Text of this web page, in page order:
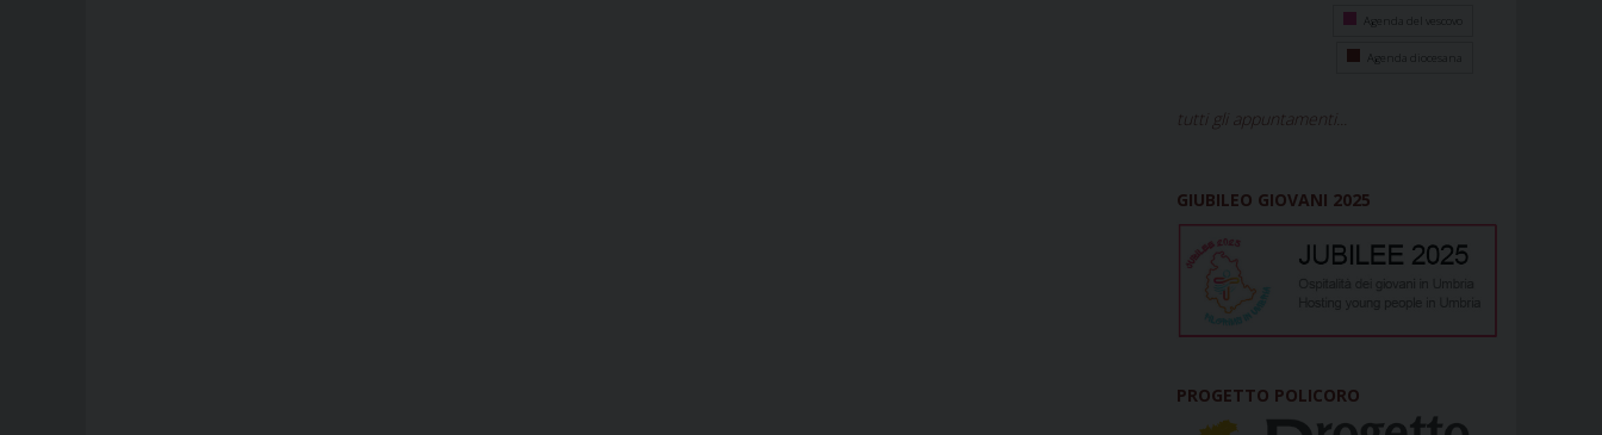
Agenda del vescovo
Agenda diocesana
tutti gli appuntamenti...
GIUBILEO GIOVANI 2025
PROGETTO POLICORO